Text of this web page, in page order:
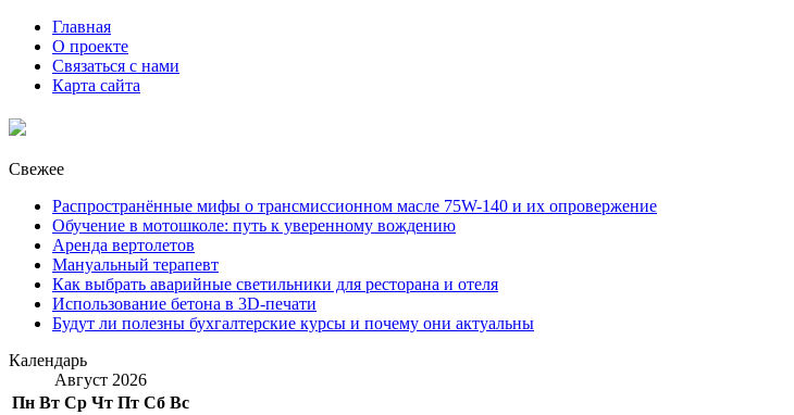
Главная
О проекте
Связаться с нами
Карта сайта
Свежее
Распространённые мифы о трансмиссионном масле 75W-140 и их опровержение
Обучение в мотошколе: путь к уверенному вождению
Аренда вертолетов
Мануальный терапевт
Как выбрать аварийные светильники для ресторана и отеля
Использование бетона в 3D-печати
Будут ли полезны бухгалтерские курсы и почему они актуальны
Календарь
Август 2026
Пн Вт Ср Чт Пт Сб Вс